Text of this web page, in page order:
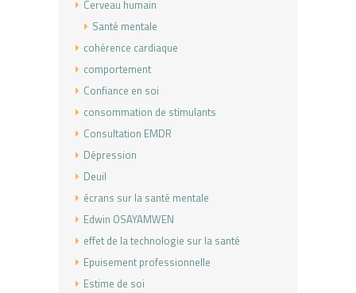
Cerveau humain
Santé mentale
cohérence cardiaque
comportement
Confiance en soi
consommation de stimulants
Consultation EMDR
Dépression
Deuil
écrans sur la santé mentale
Edwin OSAYAMWEN
effet de la technologie sur la santé
Epuisement professionnelle
Estime de soi